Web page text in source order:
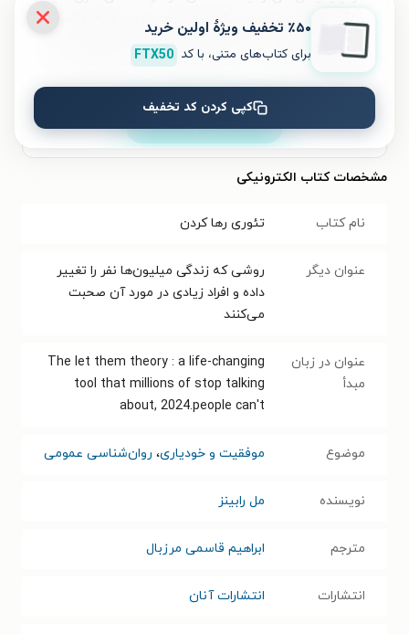
و لذت خواندن و شنیدن کتاب‌ها را همیشه و همه‌جا تجربه
کنید. علاوه‌بر دسترسی آسان، امکان خرید هزاران کتاب
صوتی و الکترونیکی با تخفیف‌های ویژه و بهترین قیمت هم
فراهم است.
نصب
مشخصات کتاب الکترونیکی
نام کتاب تئوری رها کردن
عنوان دیگر
روشی که زندگی میلیون‌ها نفر را تغییر
داده و افراد زیادی در مورد آن صحبت
می‌کنند
عنوان در زبان
مبدأ
The let them theory : a life-changing
tool that millions of stop talking
about, 2024.people can't
موضوع موفقیت و خودیاری، روان‌شناسی عمومی
نویسنده مل رابینز
مترجم ابراهیم قاسمی مرزبال
انتشارات انتشارات آنان
٪۵۰ تخفیف ویژۀ اولین خرید
برای کتاب‌های متنی، با کد FTX50
کپی کردن کد تخفیف